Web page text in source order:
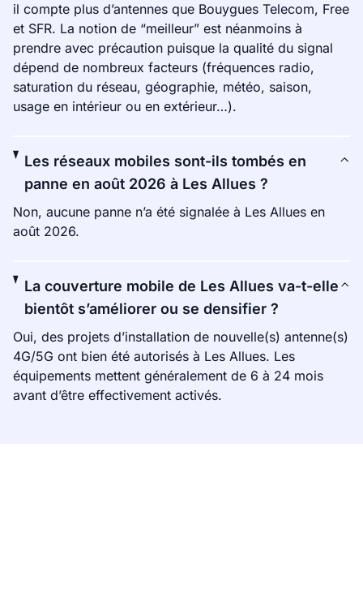
il compte plus d’antennes que Bouygues Telecom, Free
et SFR. La notion de “meilleur” est néanmoins à
prendre avec précaution puisque la qualité du signal
dépend de nombreux facteurs (fréquences radio,
saturation du réseau, géographie, météo, saison,
usage en intérieur ou en extérieur…).
Les réseaux mobiles sont-ils tombés en
panne en août 2026 à Les Allues ?
Non, aucune panne n’a été signalée à Les Allues en
août 2026.
La couverture mobile de Les Allues va-t-elle
bientôt s’améliorer ou se densifier ?
Oui, des projets d’installation de nouvelle(s) antenne(s)
4G/5G ont bien été autorisés à Les Allues. Les
équipements mettent généralement de 6 à 24 mois
avant d’être effectivement activés.